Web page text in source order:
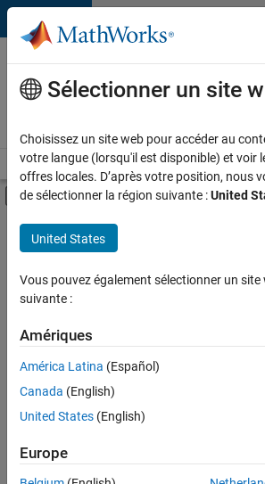
Passer au contenu
Votre
carrière
chez
Accueil Explorer nos opportunités
Activer/désactiver
Contenu principal
FILTRER PAR
Ventes commerciales
Opérations commerciales
Équipe Business Model
Actuellement,
aucune
offre
d'emploi
correspondant
à vos
Sélectionner un site
Choisissez un site web pour accéder au
votre langue (lorsqu'il est disponible) et voir
offres locales. D’après votre position, nous
de sélectionner la région suivante :United
United States
Vous pouvez également sélectionner un site
suivante :
Amériques
América Latina (Español)
Canada (English)
United States (English)
Europe